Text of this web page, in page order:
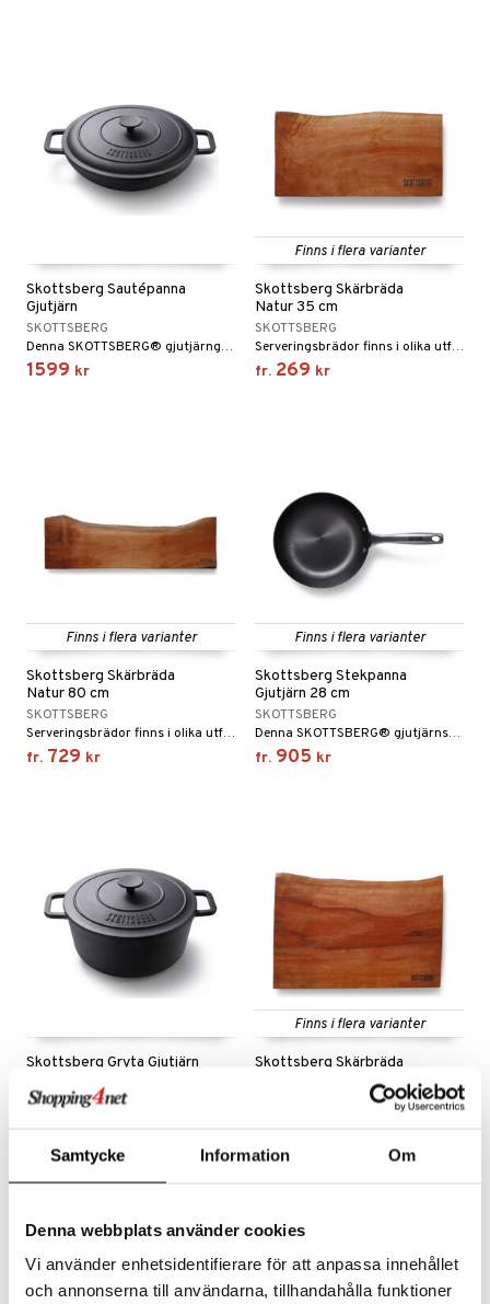
Samtycke Information Om
Denna webbplats använder cookies
Vi använder enhetsidentifierare för att anpassa innehållet
och annonserna till användarna, tillhandahålla funktioner
Skottsberg Sautépanna
Gjutjärn
SKOTTSBERG
Denna SKOTTSBERG® gjutjärngryta har ett antal fantastiska unika egenskaper. Grytan är för instekt, vilket innebär att vegetabilisk olja har lagts på pannan för att säkerställa att den är redo att användas direkt efter köpet.
1599 kr
Finns i flera varianter
Skottsberg Skärbräda
Natur 35 cm
SKOTTSBERG
Serveringsbrädor finns i olika utföranden och storlekar. Brädorna kan även användas som serveringsbräda, eller tapasbräda.
fr. 269 kr
Finns i flera varianter
Skottsberg Skärbräda
Natur 80 cm
SKOTTSBERG
Serveringsbrädor finns i olika utföranden och storlekar. Brädorna kan även användas som serveringsbräda, eller tapasbräda.
fr. 729 kr
Finns i flera varianter
Skottsberg Stekpanna
Gjutjärn 28 cm
SKOTTSBERG
Denna SKOTTSBERG® gjutjärnsstekpanna har en rad fantastiska unika egenskaper. Pannan är förkryddad, vilket innebär att vegetabilisk olja har bakats på pannan för att säkerställa att den är redo att användas direkt efter köpet.
fr. 905 kr
Skottsberg Gryta Gjutjärn
SKOTTSBERG
1699 kr
Finns i flera varianter
Skottsberg Skärbräda
fr.
tallrikar& Skålar